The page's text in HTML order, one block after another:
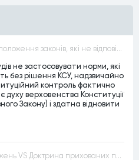
Суди не мають застосовувати положення законів, які не відповідають Конституції, незалежно від того, чи визнавалися вони Конституційним Судом України неконституційними, тобто закони, що суперечать Конституції України не можуть застосовуватися навіть у випадках, коли вони є чинними
не застосовувати норми, які
без рішення КСУ, надзвичайно
контроль фактично
духу верховенства Конституції
Закону) і здатна відновити
Доктрина виключних повноважень VS Доктрина прихованих повноважень